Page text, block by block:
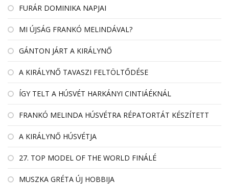
FURÁR DOMINIKA NAPJAI
MI ÚJSÁG FRANKÓ MELINDÁVAL?
GÁNTON JÁRT A KIRÁLYNŐ
A KIRÁLYNŐ TAVASZI FELTÖLTŐDÉSE
ÍGY TELT A HÚSVÉT HARKÁNYI CINTIÁÉKNÁL
FRANKÓ MELINDA HÚSVÉTRA RÉPATORTÁT KÉSZÍTETT
A KIRÁLYNŐ HÚSVÉTJA
27. TOP MODEL OF THE WORLD FINÁLÉ
MUSZKA GRÉTA ÚJ HOBBIJA